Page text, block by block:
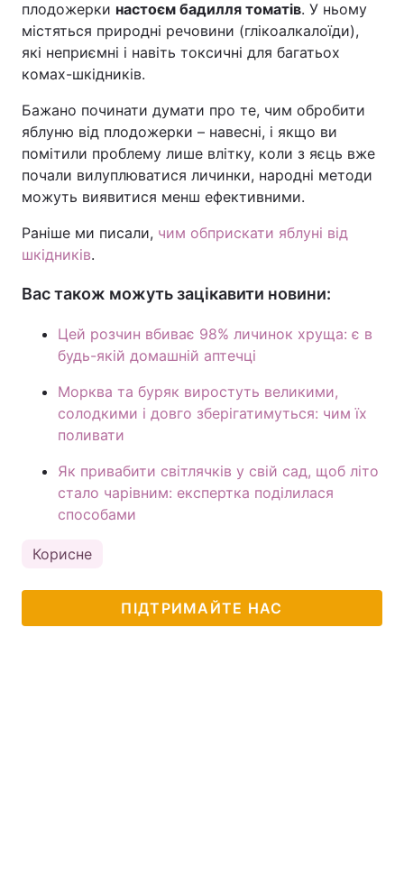
плодожерки настоєм бадилля томатів. У ньому
містяться природні речовини (глікоалкалоїди),
які неприємні і навіть токсичні для багатьох
комах-шкідників.
Бажано починати думати про те, чим обробити
яблуню від плодожерки – навесні, і якщо ви
помітили проблему лише влітку, коли з яєць вже
почали вилуплюватися личинки, народні методи
можуть виявитися менш ефективними.
Раніше ми писали, чим обприскати яблуні від
шкідників.
Вас також можуть зацікавити новини:
Цей розчин вбиває 98% личинок хруща: є в
будь-якій домашній аптечці
Морква та буряк виростуть великими,
солодкими і довго зберігатимуться: чим їх
поливати
Як привабити світлячків у свій сад, щоб літо
стало чарівним: експертка поділилася
способами
Корисне
ПІДТРИМАЙТЕ НАС